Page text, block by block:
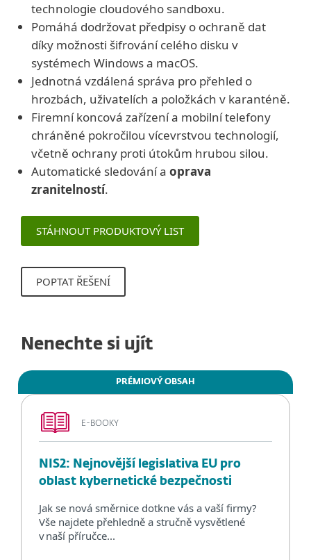
technologie cloudového sandboxu.
Pomáhá dodržovat předpisy o ochraně dat
díky možnosti šifrování celého disku v
systémech Windows a macOS.
Jednotná vzdálená správa pro přehled o
hrozbách, uživatelích a položkách v karanténě.
Firemní koncová zařízení a mobilní telefony
chráněné pokročilou vícevrstvou technologií,
včetně ochrany proti útokům hrubou silou.
Automatické sledování a oprava
zranitelností.
STÁHNOUT PRODUKTOVÝ LIST
POPTAT ŘEŠENÍ
Nenechte si ujít
PRÉMIOVÝ OBSAH
E-BOOKY
NIS2: Nejnovější legislativa EU pro
oblast kybernetické bezpečnosti
Jak se nová směrnice dotkne vás a vaší firmy?
Vše najdete přehledně a stručně vysvětlené
v naší příručce...